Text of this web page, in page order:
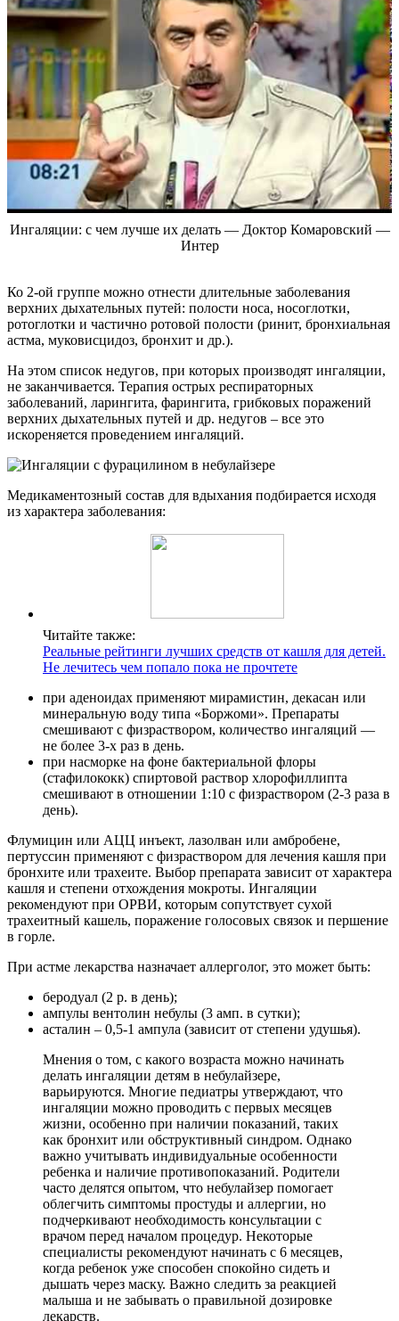
Ингаляции: с чем лучше их делать — Доктор Комаровский —
Интер
Ко 2-ой группе можно отнести длительные заболевания
верхних дыхательных путей: полости носа, носоглотки,
ротоглотки и частично ротовой полости (ринит, бронхиальная
астма, муковисцидоз, бронхит и др.).
На этом список недугов, при которых производят ингаляции,
не заканчивается. Терапия острых респираторных
заболеваний, ларингита, фарингита, грибковых поражений
верхних дыхательных путей и др. недугов – все это
искореняется проведением ингаляций.
Медикаментозный состав для вдыхания подбирается исходя
из характера заболевания:
Читайте также:
Реальные рейтинги лучших средств от кашля для детей.
Не лечитесь чем попало пока не прочтете
при аденоидах применяют мирамистин, декасан или
минеральную воду типа «Боржоми». Препараты
смешивают с физраствором, количество ингаляций —
не более 3-х раз в день.
при насморке на фоне бактериальной флоры
(стафилококк) спиртовой раствор хлорофиллипта
смешивают в отношении 1:10 с физраствором (2-3 раза в
день).
Флумицин или АЦЦ инъект, лазолван или амбробене,
пертуссин применяют с физраствором для лечения кашля при
бронхите или трахеите. Выбор препарата зависит от характера
кашля и степени отхождения мокроты. Ингаляции
рекомендуют при ОРВИ, которым сопутствует сухой
трахеитный кашель, поражение голосовых связок и першение
в горле.
При астме лекарства назначает аллерголог, это может быть:
беродуал (2 р. в день);
ампулы вентолин небулы (3 амп. в сутки);
асталин – 0,5-1 ампула (зависит от степени удушья).
Мнения о том, с какого возраста можно начинать
делать ингаляции детям в небулайзере,
варьируются. Многие педиатры утверждают, что
ингаляции можно проводить с первых месяцев
жизни, особенно при наличии показаний, таких
как бронхит или обструктивный синдром. Однако
важно учитывать индивидуальные особенности
ребенка и наличие противопоказаний. Родители
часто делятся опытом, что небулайзер помогает
облегчить симптомы простуды и аллергии, но
подчеркивают необходимость консультации с
врачом перед началом процедур. Некоторые
специалисты рекомендуют начинать с 6 месяцев,
когда ребенок уже способен спокойно сидеть и
дышать через маску. Важно следить за реакцией
малыша и не забывать о правильной дозировке
лекарств.